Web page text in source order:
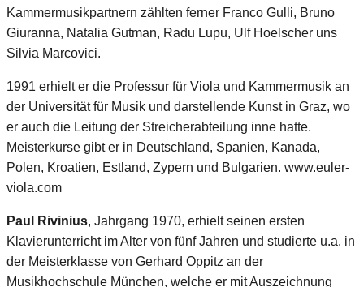
Kammermusikpartnern zählten ferner Franco Gulli, Bruno
Giuranna, Natalia Gutman, Radu Lupu, Ulf Hoelscher uns
Silvia Marcovici.
1991 erhielt er die Professur für Viola und Kammermusik an
der Universität für Musik und darstellende Kunst in Graz, wo
er auch die Leitung der Streicherabteilung inne hatte.
Meisterkurse gibt er in Deutschland, Spanien, Kanada,
Polen, Kroatien, Estland, Zypern und Bulgarien. www.euler-
viola.com
Paul Rivinius, Jahrgang 1970, erhielt seinen ersten
Klavierunterricht im Alter von fünf Jahren und studierte u.a. in
der Meisterklasse von Gerhard Oppitz an der
Musikhochschule München, welche er mit Auszeichnung